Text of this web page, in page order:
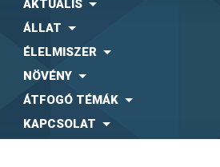
AKTUÁLIS
ÁLLAT
ÉLELMISZER
NÖVÉNY
ÁTFOGÓ TÉMÁK
KAPCSOLAT